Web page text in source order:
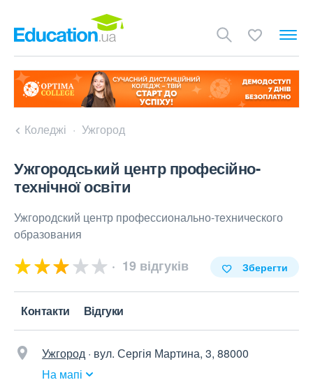
Коледжі Ужгород
Ужгородський центр професійно-
технічної освіти
Ужгородский центр профессионально-технического
образования
19 відгуків Зберегти
Контакти Відгуки
Ужгород · вул. Сергія Мартина, 3, 88000
На мапі